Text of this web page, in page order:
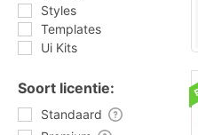
Styles
Templates
Ui Kits
Soort licentie:
Standaard